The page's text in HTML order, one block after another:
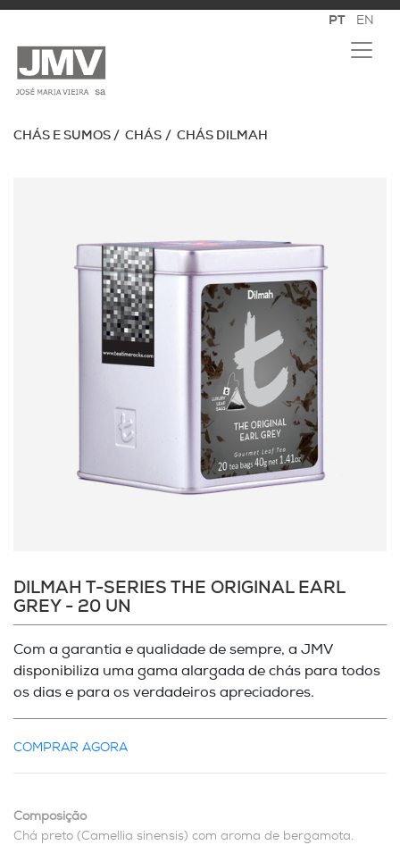
CHÁS E SUMOS CHÁS CHÁS DILMAH
DILMAH T-SERIES THE ORIGINAL EARL
GREY - 20 UN
Com a garantia e qualidade de sempre, a JMV
disponibiliza uma gama alargada de chás para todos
os dias e para os verdadeiros apreciadores.
COMPRAR AGORA
Composição
Chá preto (Camellia sinensis) com aroma de bergamota.